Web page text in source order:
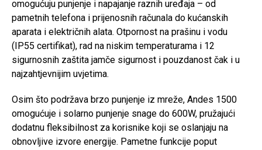
omogućuju punjenje i napajanje raznih uređaja – od
pametnih telefona i prijenosnih računala do kućanskih
aparata i električnih alata. Otpornost na prašinu i vodu
(IP55 certifikat), rad na niskim temperaturama i 12
sigurnosnih zaštita jamče sigurnost i pouzdanost čak i u
najzahtjevnijim uvjetima.
Osim što podržava brzo punjenje iz mreže, Andes 1500
omogućuje i solarno punjenje snage do 600W, pružajući
dodatnu fleksibilnost za korisnike koji se oslanjaju na
obnovljive izvore energije. Pametne funkcije poput